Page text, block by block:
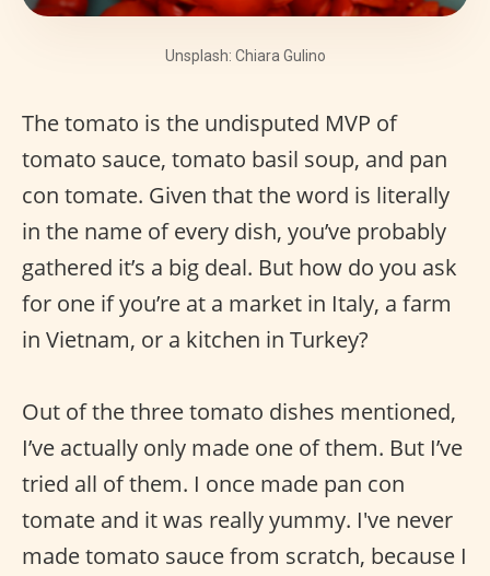
Unsplash: Chiara Gulino
The tomato is the undisputed MVP of
tomato sauce, tomato basil soup, and pan
con tomate. Given that the word is literally
in the name of every dish, you’ve probably
gathered it’s a big deal. But how do you ask
for one if you’re at a market in Italy, a farm
in Vietnam, or a kitchen in Turkey?
Out of the three tomato dishes mentioned,
I’ve actually only made one of them. But I’ve
tried all of them. I once made pan con
tomate and it was really yummy. I've never
made tomato sauce from scratch, because I